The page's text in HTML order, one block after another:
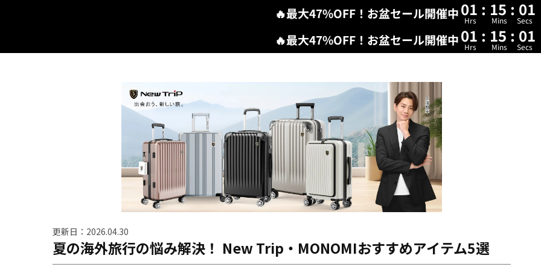
🔥最大47%OFF！お盆セール開催中01 : 15 : 00
Hrs Mins Secs
🔥最大47%OFF！お盆セール開催中01 : 15 : 00
Hrs Mins Secs
更新日：2026.04.30
夏の海外旅行の悩み解決！ New Trip・MONOMIおすすめアイテム5選